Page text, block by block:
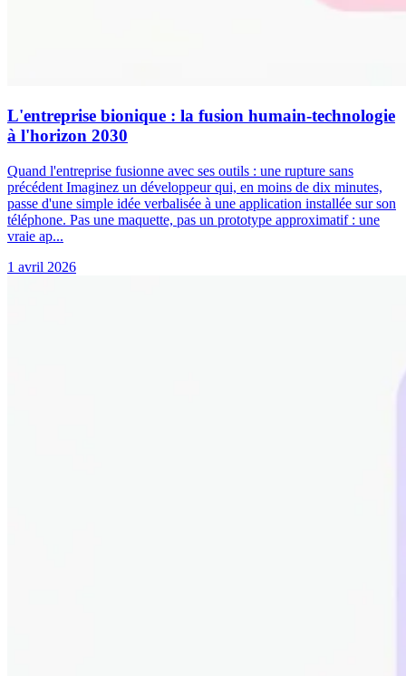
L'entreprise bionique : la fusion humain-technologie
à l'horizon 2030
Quand l'entreprise fusionne avec ses outils : une rupture sans
précédent Imaginez un développeur qui, en moins de dix minutes,
passe d'une simple idée verbalisée à une application installée sur son
téléphone. Pas une maquette, pas un prototype approximatif : une
vraie ap...
1 avril 2026